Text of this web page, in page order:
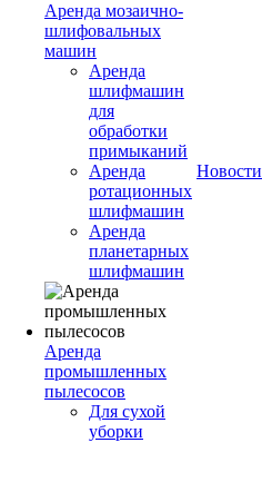
Аренда мозаично-
шлифовальных
машин
Аренда
шлифмашин
для
обработки
примыканий
Аренда
ротационных
шлифмашин
Аренда
планетарных
шлифмашин
Аренда
промышленных
пылесосов
Для сухой
уборки
Новости